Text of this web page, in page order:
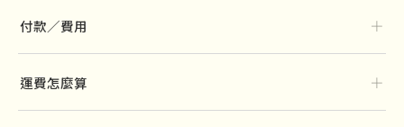
付款／費用 ＋
運費怎麼算 ＋